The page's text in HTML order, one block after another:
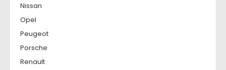
Nissan
Opel
Peugeot
Porsche
Renault